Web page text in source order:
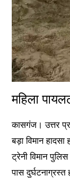
महिला
कासगंज। उत्तर
बड़ा विमान
ट्रेनी विमान
पास दुर्घटनाग्रस्त